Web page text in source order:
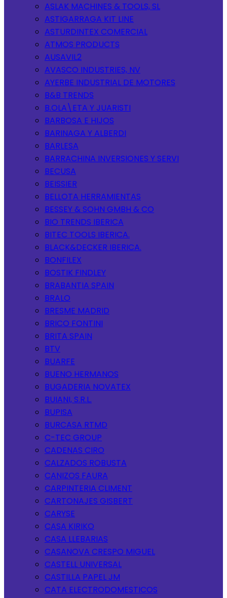
ASLAK MACHINES & TOOLS, SL
ASTIGARRAGA KIT LINE
ASTURDINTEX COMERCIAL
ATMOS PRODUCTS
AUSAVIL2
AVASCO INDUSTRIES, NV
AYERBE INDUSTRIAL DE MOTORES
B&B TRENDS
B.OLA\ETA Y JUARISTI
BARBOSA E HIJOS
BARINAGA Y ALBERDI
BARLESA
BARRACHINA INVERSIONES Y SERVI
BECUSA
BEISSIER
BELLOTA HERRAMIENTAS
BESSEY & SOHN GMBH & CO
BIO TRENDS IBERICA
BITEC TOOLS IBERICA.
BLACK&DECKER IBERICA.
BONFILEX
BOSTIK FINDLEY
BRABANTIA SPAIN
BRALO
BRESME MADRID
BRICO FONTINI
BRITA SPAIN
BTV
BUARFE
BUENO HERMANOS
BUGADERIA NOVATEX
BUIANI, S.R.L.
BUPISA
BURCASA RTMD
C-TEC GROUP
CADENAS CIRO
CALZADOS ROBUSTA
CANIZOS FAURA
CARPINTERIA CLIMENT
CARTONAJES GISBERT
CARYSE
CASA KIRIKO
CASA LLEBARIAS
CASANOVA CRESPO MIGUEL
CASTELL UNIVERSAL
CASTILLA PAPEL JM
CATA ELECTRODOMESTICOS